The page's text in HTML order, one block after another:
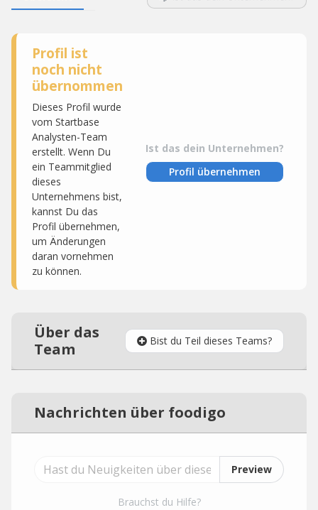
Profil ist
noch nicht
übernommen
Dieses Profil wurde
vom Startbase
Analysten-Team
erstellt. Wenn Du
ein Teammitglied
dieses
Unternehmens bist,
kannst Du das
Profil übernehmen,
um Änderungen
daran vornehmen
zu können.
Ist das dein Unternehmen?
Profil übernehmen
Über das
Team
Bist du Teil dieses Teams?
Nachrichten über foodigo
Preview
Brauchst du Hilfe?